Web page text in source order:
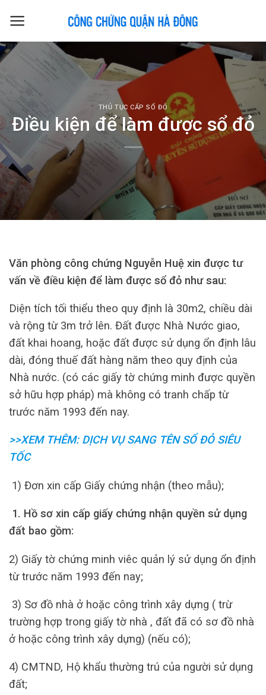
THỦ TỤC CẤP SỔ ĐỎ
Điều kiện để làm được sổ đỏ
Văn phòng công chứng Nguyễn Huệ xin được tư
vấn về điều kiện để làm được sổ đỏ như sau:
Diện tích tối thiểu theo quy định là 30m2, chiều dài
và rộng từ 3m trở lên. Đất được Nhà Nước giao,
đất khai hoang, hoặc đất được sử dụng ổn định lâu
dài, đóng thuế đất hàng năm theo quy định của
Nhà nước. (có các giấy tờ chứng minh được quyền
sở hữu hợp pháp) mà không có tranh chấp từ
trước năm 1993 đến nay.
>>XEM THÊM: DỊCH VỤ SANG TÊN SỔ ĐỎ SIÊU
TỐC
1) Đơn xin cấp Giấy chứng nhận (theo mẫu);
1. Hồ sơ xin cấp giấy chứng nhận quyền sử dụng
đất bao gồm:
2) Giấy tờ chứng minh viêc quản lý sử dụng ổn định
từ trước năm 1993 đến nay;
3) Sơ đồ nhà ở hoặc công trình xây dựng ( trừ
trường hợp trong giấy tờ nhà , đất đã có sơ đồ nhà
ở hoặc công trình xây dựng) (nếu có);
4) CMTND, Hộ khẩu thường trú của người sử dụng
đất;